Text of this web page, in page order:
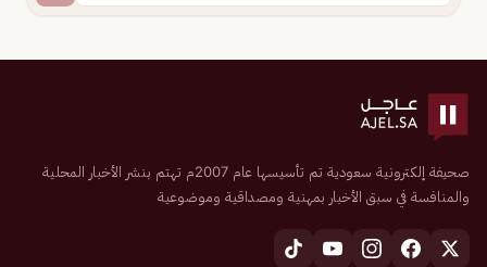
صحيفة إلكترونية سعودية تم تأسيسها عام 2007م تهتم بنشر الأخبار المحلية
والمنافسة في سبق الأخبار بمهنية ومصداقية وموضوعية